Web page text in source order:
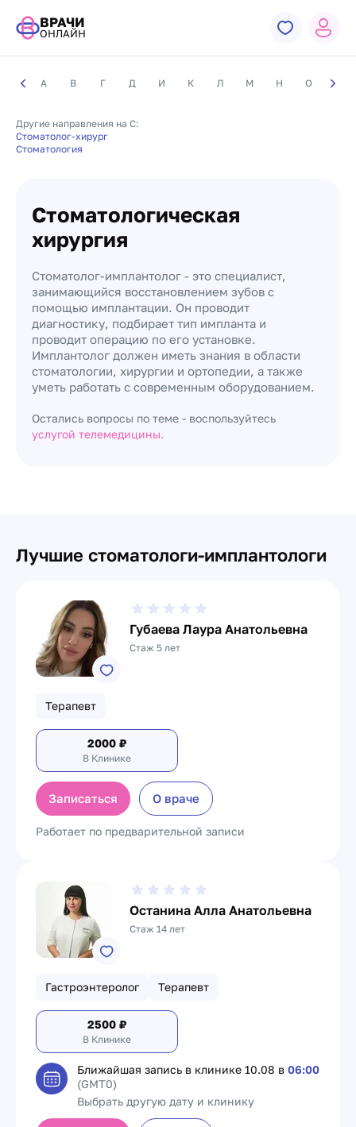
ВРАЧИ
ОНЛАЙН
А В Г Д И К Л М Н О П
Другие направления на С:
Стоматолог-хирург
Стоматология
Стоматологическая
хирургия
Стоматолог-имплантолог - это специалист,
занимающийся восстановлением зубов с
помощью имплантации. Он проводит
диагностику, подбирает тип импланта и
проводит операцию по его установке.
Имплантолог должен иметь знания в области
стоматологии, хирургии и ортопедии, а также
уметь работать с современным оборудованием.
Остались вопросы по теме - воспользуйтесь
услугой телемедицины.
Лучшие стоматологи-имплантологи
Губаева Лаура Анатольевна
Стаж 5 лет
Терапевт
2000 ₽
В Клинике
Записаться О враче
Работает по предварительной записи
Останина Алла Анатольевна
Стаж 14 лет
Гастроэнтеролог Терапевт
2500 ₽
В Клинике
Ближайшая запись в клинике 10.08 в 06:00
(GMT0)
Выбрать другую дату и клинику